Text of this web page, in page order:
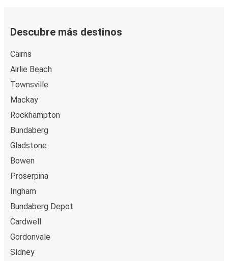
entre diferentes formas de pago seguras online, como
es posible pagar en efectivo a bordo o en un punto de
venta.
Descubre más destinos
Cairns
Airlie Beach
Townsville
Mackay
Rockhampton
Bundaberg
Gladstone
Bowen
Proserpina
Ingham
Bundaberg Depot
Cardwell
Gordonvale
Sídney